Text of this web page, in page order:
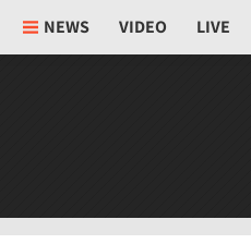
NEWS VIDEO LIVE